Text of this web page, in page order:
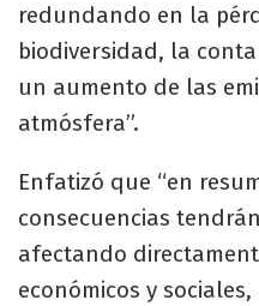
redundando en la
biodiversidad, la
un aumento de las
atmósfera”.
Enfatizó que “en
consecuencias
afectando
económicos y